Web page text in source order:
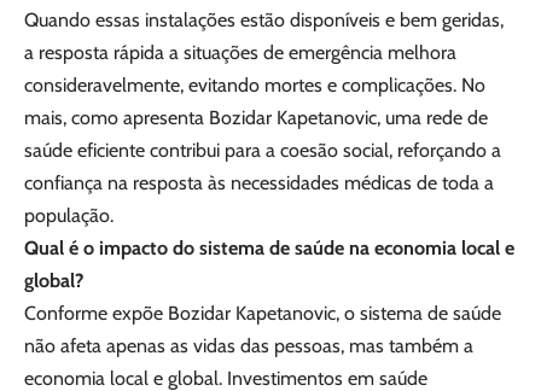
Quando essas instalações estão disponíveis e bem geridas,
a resposta rápida a situações de emergência melhora
consideravelmente, evitando mortes e complicações. No
mais, como apresenta Bozidar Kapetanovic, uma rede de
saúde eficiente contribui para a coesão social, reforçando a
confiança na resposta às necessidades médicas de toda a
população.
Qual é o impacto do sistema de saúde na economia local e
global?
Conforme expõe Bozidar Kapetanovic, o sistema de saúde
não afeta apenas as vidas das pessoas, mas também a
economia local e global. Investimentos em saúde